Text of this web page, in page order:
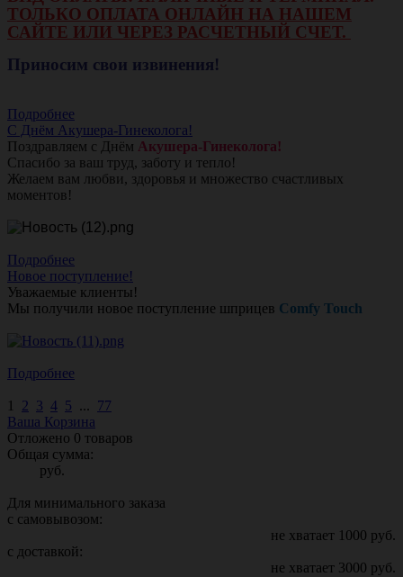
ТОЛЬКО ОПЛАТА ОНЛАЙН НА НАШЕМ
САЙТЕ ИЛИ ЧЕРЕЗ РАСЧЕТНЫЙ СЧЕТ.
Приносим свои извинения!
Подробнее
С Днём Акушера-Гинеколога!
Поздравляем с Днём Акушера-Гинеколога!
Спасибо за ваш труд, заботу и тепло!
Желаем вам любви, здоровья и множество счастливых
моментов!
Подробнее
Новое поступление!
Уважаемые клиенты!
Мы получили новое поступление шприцев Comfy Touch
Подробнее
1 2 3 4 5 ... 77
Ваша Корзина
Отложено 0 товаров
Общая сумма:
руб.
Для минимального заказа
с самовывозом:
не хватает 1000 руб.
с доставкой:
не хватает 3000 руб.